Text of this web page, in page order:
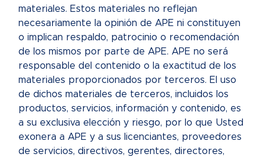
materiales. Estos materiales no reflejan
necesariamente la opinión de APE ni constituyen
o implican respaldo, patrocinio o recomendación
de los mismos por parte de APE. APE no será
responsable del contenido o la exactitud de los
materiales proporcionados por terceros. El uso
de dichos materiales de terceros, incluidos los
productos, servicios, información y contenido, es
a su exclusiva elección y riesgo, por lo que Usted
exonera a APE y a sus licenciantes, proveedores
de servicios, directivos, gerentes, directores,